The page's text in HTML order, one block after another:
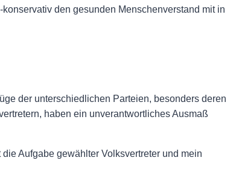
den gesunden Menschenverstand mit in
der unterschiedlichen Parteien, besonders deren
haben ein unverantwortliches Ausmaß
Aufgabe gewählter Volksvertreter und mein